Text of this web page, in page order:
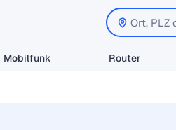
Mobilfunk Router